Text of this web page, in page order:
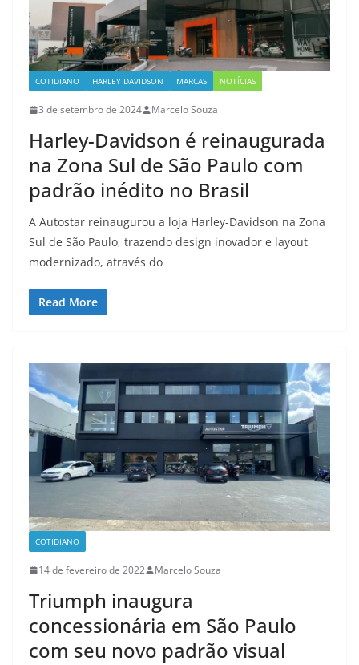
COTIDIANO HARLEY DAVIDSON MARCAS NOTÍCIAS
3 de setembro de 2024 Marcelo Souza
Harley-Davidson é reinaugurada
na Zona Sul de São Paulo com
padrão inédito no Brasil
A Autostar reinaugurou a loja Harley-Davidson na Zona
Sul de São Paulo, trazendo design inovador e layout
modernizado, através do
Read More
COTIDIANO
14 de fevereiro de 2022 Marcelo Souza
Triumph inaugura
concessionária em São Paulo
com seu novo padrão visual